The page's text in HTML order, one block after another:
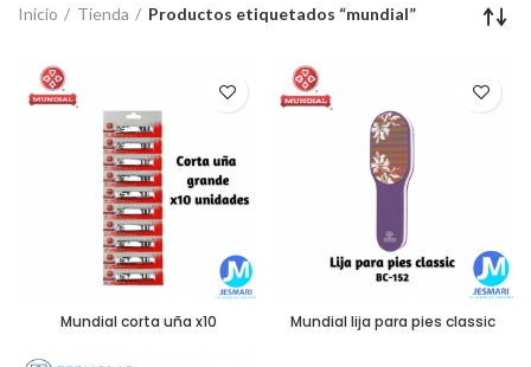
Inicio Tienda Productos etiquetados “mundial”
Mundial corta uña x10 Mundial lija para pies classic